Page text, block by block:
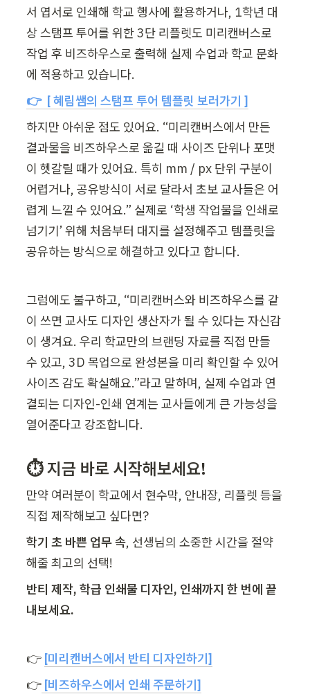
서 엽서로 인쇄해 학교 행사에 활용하거나, 1학년 대
상 스탬프 투어를 위한 3단 리플렛도 미리캔버스로
작업 후 비즈하우스로 출력해 실제 수업과 학교 문화
에 적용하고 있습니다.
👉  [ 혜림쌤의 스탬프 투어 템플릿 보러가기 ]
하지만 아쉬운 점도 있어요. “미리캔버스에서 만든
결과물을 비즈하우스로 옮길 때 사이즈 단위나 포맷
이 헷갈릴 때가 있어요. 특히 mm / px 단위 구분이
어렵거나, 공유방식이 서로 달라서 초보 교사들은 어
렵게 느낄 수 있어요.” 실제로 ‘학생 작업물을 인쇄로
넘기기’ 위해 처음부터 대지를 설정해주고 템플릿을
공유하는 방식으로 해결하고 있다고 합니다.
그럼에도 불구하고, “미리캔버스와 비즈하우스를 같
이 쓰면 교사도 디자인 생산자가 될 수 있다는 자신감
이 생겨요. 우리 학교만의 브랜딩 자료를 직접 만들
수 있고, 3D 목업으로 완성본을 미리 확인할 수 있어
사이즈 감도 확실해요.”라고 말하며, 실제 수업과 연
결되는 디자인-인쇄 연계는 교사들에게 큰 가능성을
열어준다고 강조합니다.
⏱ 지금 바로 시작해보세요!
만약 여러분이 학교에서 현수막, 안내장, 리플렛 등을
직접 제작해보고 싶다면?
학기 초 바쁜 업무 속, 선생님의 소중한 시간을 절약
해줄 최고의 선택!
반티 제작, 학급 인쇄물 디자인, 인쇄까지 한 번에 끝
내보세요.
👉 [미리캔버스에서 반티 디자인하기]
👉 [비즈하우스에서 인쇄 주문하기]